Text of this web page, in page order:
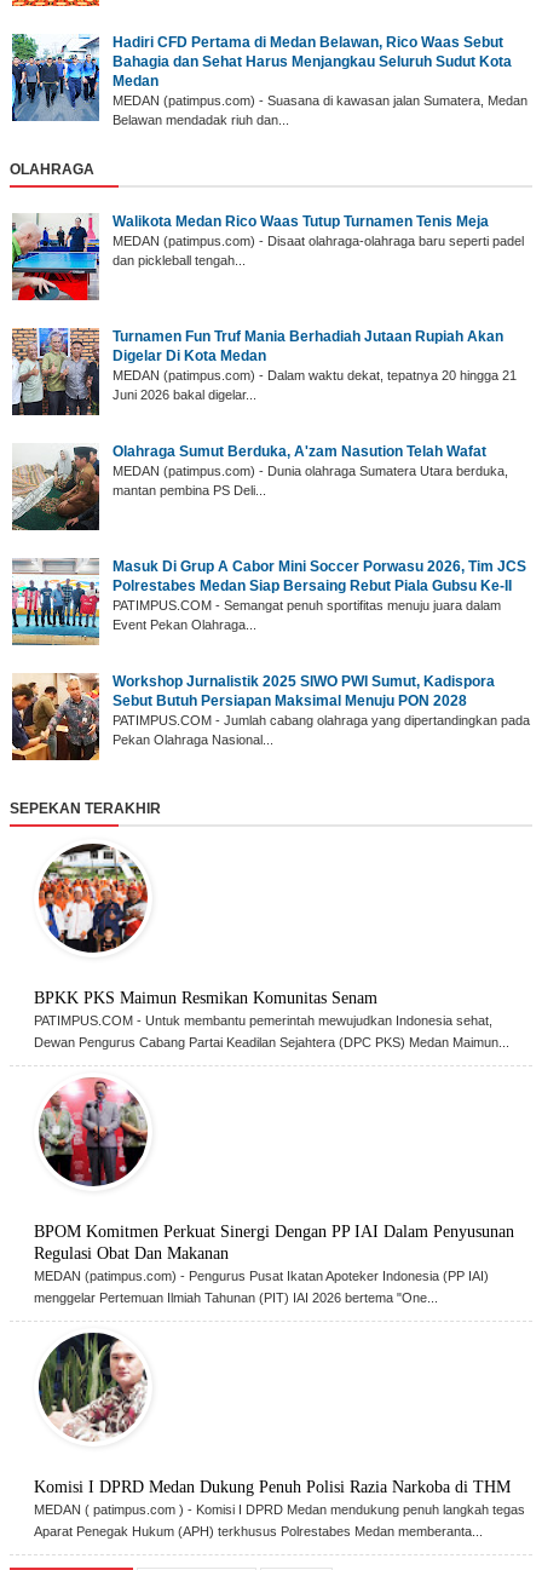
Hadiri CFD Pertama di Medan Belawan, Rico Waas Sebut
Bahagia dan Sehat Harus Menjangkau Seluruh Sudut Kota
Medan
MEDAN (patimpus.com) - Suasana di kawasan jalan Sumatera, Medan
Belawan mendadak riuh dan...
OLAHRAGA
Walikota Medan Rico Waas Tutup Turnamen Tenis Meja
MEDAN (patimpus.com) - Disaat olahraga-olahraga baru seperti padel
dan pickleball tengah...
‎Turnamen Fun Truf Mania Berhadiah Jutaan Rupiah Akan
Digelar Di Kota Medan
‎MEDAN (patimpus.com) - Dalam waktu dekat, tepatnya 20 hingga 21
Juni 2026 bakal digelar...
Olahraga Sumut Berduka, A'zam Nasution Telah Wafat
‎MEDAN (patimpus.com) - Dunia olahraga Sumatera Utara berduka,
mantan pembina PS Deli...
‎Masuk Di Grup A Cabor Mini Soccer Porwasu 2026, Tim JCS
Polrestabes Medan Siap Bersaing Rebut Piala Gubsu Ke-II
‎PATIMPUS.COM - Semangat penuh sportifitas menuju juara dalam
Event Pekan Olahraga...
‎Workshop Jurnalistik 2025 SIWO PWI Sumut, Kadispora
Sebut Butuh Persiapan Maksimal Menuju PON 2028
‎PATIMPUS.COM - Jumlah cabang olahraga yang dipertandingkan pada
Pekan Olahraga Nasional...
SEPEKAN TERAKHIR
BPKK PKS Maimun Resmikan Komunitas Senam
PATIMPUS.COM - Untuk membantu pemerintah mewujudkan Indonesia sehat,
Dewan Pengurus Cabang Partai Keadilan Sejahtera (DPC PKS) Medan Maimun...
BPOM Komitmen Perkuat Sinergi Dengan PP IAI Dalam Penyusunan
Regulasi Obat Dan Makanan
MEDAN (patimpus.com) - Pengurus Pusat Ikatan Apoteker Indonesia (PP IAI)
menggelar Pertemuan Ilmiah Tahunan (PIT) IAI 2026 bertema "One...
Komisi I DPRD Medan Dukung Penuh Polisi Razia Narkoba di THM
MEDAN ( patimpus.com ) - Komisi I DPRD Medan mendukung penuh langkah tegas
Aparat Penegak Hukum (APH) terkhusus Polrestabes Medan memberanta...